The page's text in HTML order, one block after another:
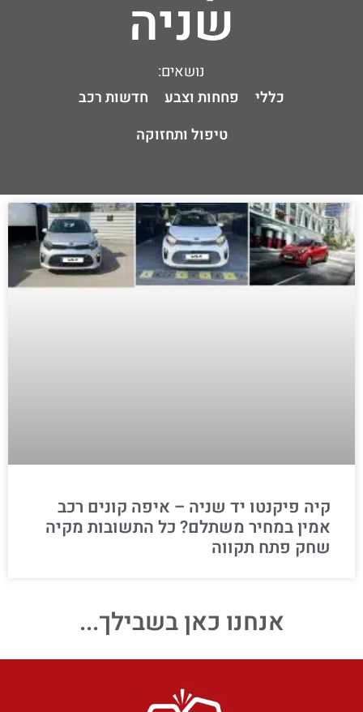
שניה
נושאים:
כללי
פחחות וצבע
חדשות רכב
טיפול ותחזוקה
קיה פיקנטו יד שניה – איפה קונים רכב
אמין במחיר משתלם? כל התשובות מקיה
שחק פתח תקווה
אנחנו כאן בשבילך...